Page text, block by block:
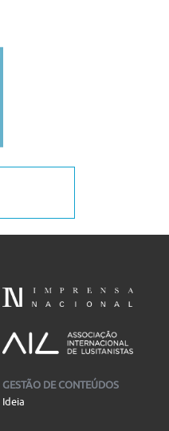
GESTÃO DE CONTEÚDOS
Ideia